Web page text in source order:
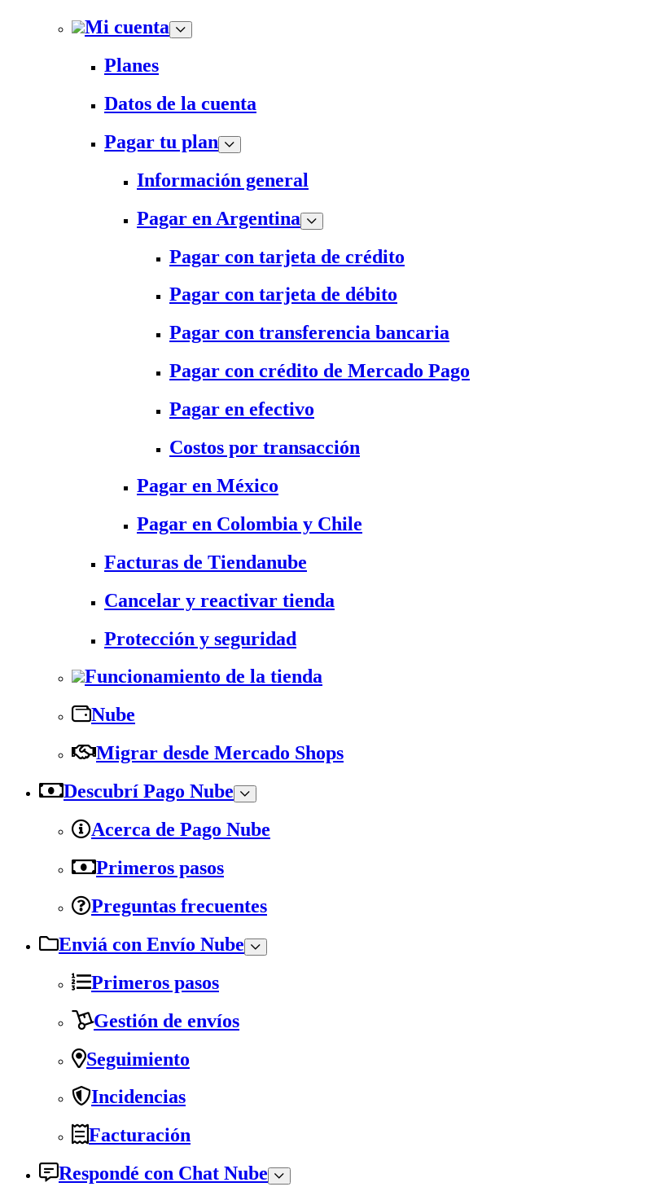
Mi cuenta
Planes
Datos de la cuenta
Pagar tu plan
Información general
Pagar en Argentina
Pagar con tarjeta de crédito
Pagar con tarjeta de débito
Pagar con transferencia bancaria
Pagar con crédito de Mercado Pago
Pagar en efectivo
Costos por transacción
Pagar en México
Pagar en Colombia y Chile
Facturas de Tiendanube
Cancelar y reactivar tienda
Protección y seguridad
Funcionamiento de la tienda
Nube
Migrar desde Mercado Shops
Descubrí Pago Nube
Acerca de Pago Nube
Primeros pasos
Preguntas frecuentes
Enviá con Envío Nube
Primeros pasos
Gestión de envíos
Seguimiento
Incidencias
Facturación
Respondé con Chat Nube